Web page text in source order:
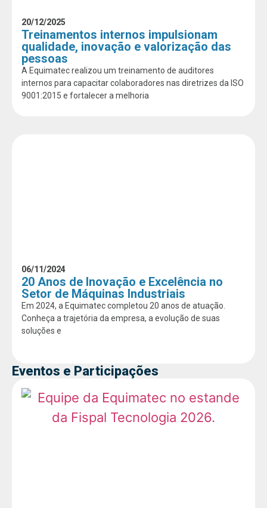
20/12/2025
Treinamentos internos impulsionam
qualidade, inovação e valorização das
pessoas
A Equimatec realizou um treinamento de auditores
internos para capacitar colaboradores nas diretrizes da ISO
9001:2015 e fortalecer a melhoria
06/11/2024
20 Anos de Inovação e Excelência no
Setor de Máquinas Industriais
Em 2024, a Equimatec completou 20 anos de atuação.
Conheça a trajetória da empresa, a evolução de suas
soluções e
Eventos e Participações